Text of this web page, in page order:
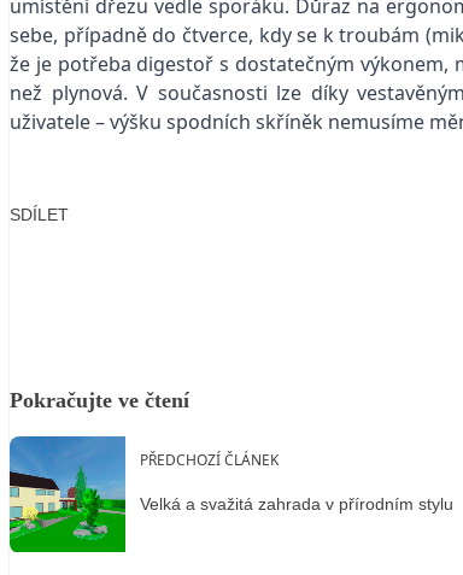
umístění dřezu vedle sporáku. Důraz na
sebe, případně do čtverce, kdy se k troubám
že je potřeba digestoř s dostatečným výkonem,
než plynová. V současnosti lze díky
uživatele – výšku spodních skříněk nemusíme
SDÍLET
Pokračujte ve čtení
PŘEDCHOZÍ ČLÁNEK
Velká a svažitá zahrada v přírodním stylu